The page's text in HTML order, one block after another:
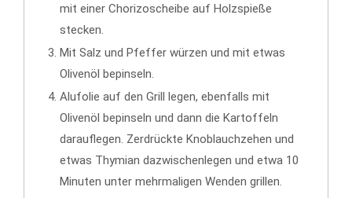
mit einer Chorizoscheibe auf Holzspieße
stecken.
Mit Salz und Pfeffer würzen und mit etwas
Olivenöl bepinseln.
Alufolie auf den Grill legen, ebenfalls mit
Olivenöl bepinseln und dann die Kartoffeln
darauflegen. Zerdrückte Knoblauchzehen und
etwas Thymian dazwischenlegen und etwa 10
Minuten unter mehrmaligen Wenden grillen.